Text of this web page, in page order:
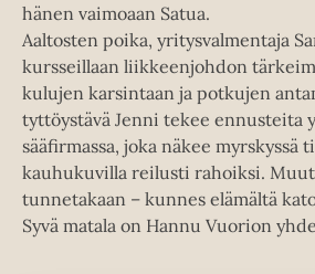
hänen vaimoaan Satua.
Aaltosten poika, yritysvalmentaja
kursseillaan liikkeenjohdon
kulujen karsintaan ja potkujen
tyttöystävä Jenni tekee ennusteita
sääfirmassa, joka näkee myrskyssä
kauhukuvilla reilusti rahoiksi.
tunnetakaan – kunnes elämältä
Syvä matala on Hannu Vuorion